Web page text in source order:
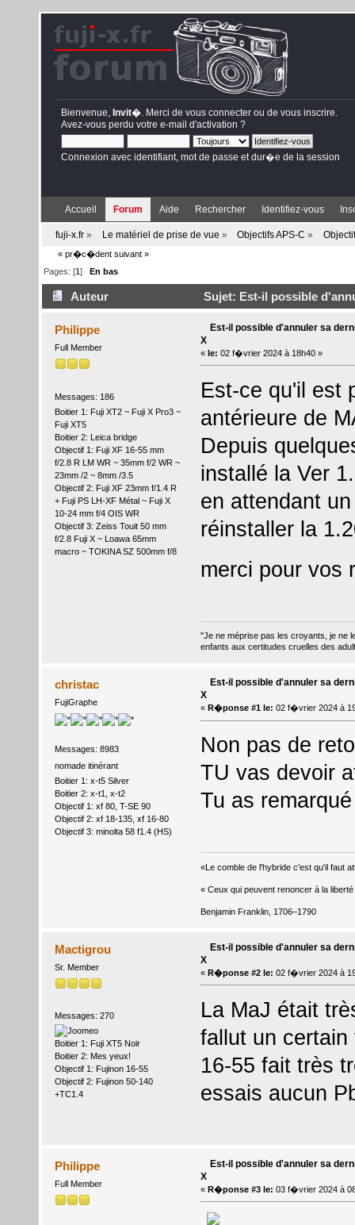
Bienvenue, Invit� . Merci de vous connecter ou de vous inscrire
Avez-vous perdu votre e-mail d'activation ?
Connexion avec identifiant, mot de passe et dur�e de la session
Accueil Forum Aide Rechercher Identifiez-vous
fuji-x.fr » Le matériel de prise de vue » Objectifs APS-C »
« pr�c�dent suivant »
Pages: [1] En bas
Auteur Sujet: Est-il possible
Philippe
Full Member
Messages: 186
Boitier 1: Fuji XT2 ~ Fuji X Pro3 ~
Fuji XT5
Boitier 2: Leica bridge
Objectif 1: Fuji XF 16-55 mm
f/2.8 R LM WR ~ 35mm f/2 WR ~
23mm /2 ~ 8mm /3.5
Objectif 2: Fuji XF 23mm f/1.4 R
+ Fuji PS LH-XF Métal ~ Fuji X
10-24 mm f/4 OIS WR
Objectif 3: Zeiss Touit 50 mm
f/2.8 Fuji X ~ Loawa 65mm
macro ~ TOKINA SZ 500mm f/8
Est-il possible d'annuler sa
X
« le: 02 f�vrier 2024 à 18h40 »
Est-ce qu'il est
antérieure de
Depuis
installé la Ver
en attendant
réinstaller la
merci pour
"Je ne méprise pas les croyants, je ne
enfants aux certitudes cruelles des
christac
FujiGraphe
Messages: 8983
nomade itinérant
Boitier 1: x-t5 Silver
Boitier 2: x-t1, x-t2
Objectif 1: xf 80, T-SE 90
Objectif 2: xf 18-135, xf 16-80
Objectif 3: minolta 58 f1.4 (HS)
Est-il possible d'annuler sa
X
« R�ponse #1 le: 02 f�vrier 2024 à
Non pas de
TU vas devoir
Tu as
«Le comble de l'hybride c'est qu'il faut
« Ceux qui peuvent renoncer à la
Benjamin Franklin, 1706–1790
Mactigrou
Sr. Member
Messages: 270
Boitier 1: Fuji XT5 Noir
Boitier 2: Mes yeux!
Objectif 1: Fujinon 16-55
Objectif 2: Fujinon 50-140
+TC1.4
Est-il possible d'annuler sa
X
« R�ponse #2 le: 02 f�vrier 2024 à
La MaJ était
fallut un certain
16-55 fait très
essais aucun
Philippe
Full Member
Est-il possible d'annuler sa
X
« R�ponse #3 le: 03 f�vrier 2024 à